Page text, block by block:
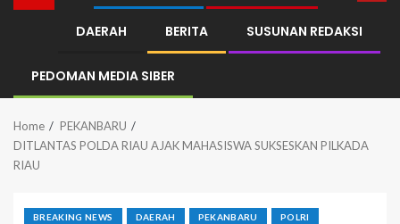
DAERAH BERITA SUSUNAN REDAKSI
PEDOMAN MEDIA SIBER
Home
PEKANBARU
DITLANTAS POLDA RIAU AJAK MAHASISWA SUKSESKAN PILKADA
RIAU
BREAKING NEWS DAERAH PEKANBARU POLRI